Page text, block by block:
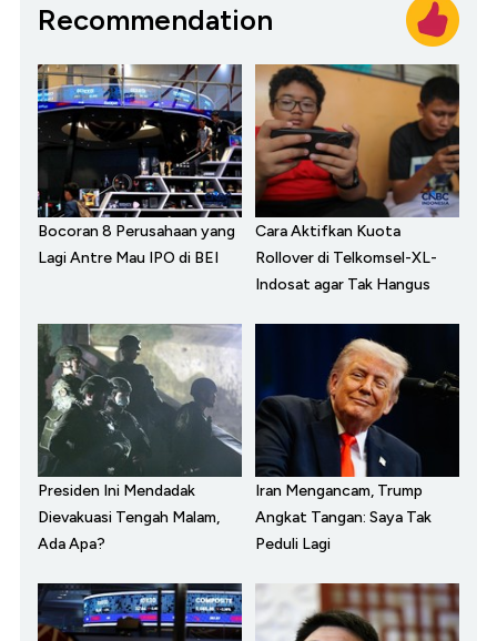
Recommendation
Bocoran 8 Perusahaan yang
Lagi Antre Mau IPO di BEI
Cara Aktifkan Kuota
Rollover di Telkomsel-XL-
Indosat agar Tak Hangus
Presiden Ini Mendadak
Dievakuasi Tengah Malam,
Ada Apa?
Iran Mengancam, Trump
Angkat Tangan: Saya Tak
Peduli Lagi